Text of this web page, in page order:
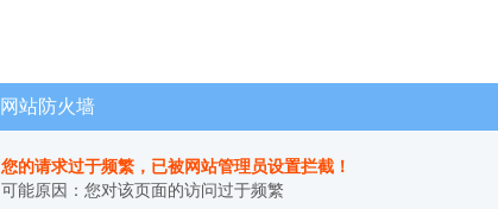
网站防火墙
您的请求过于频繁，已被网站管理员设置拦截！
可能原因：您对该页面的访问过于频繁